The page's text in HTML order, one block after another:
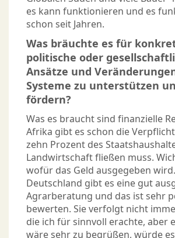
es kann funktionieren und es
schon seit Jahren.
Was bräuchte es für
politische oder
Ansätze und
Systeme zu unterstützen
fördern?
Was es braucht sind finanzielle
Afrika gibt es schon die
zehn Prozent des
Landwirtschaft fließen muss.
wofür das Geld ausgegeben
Deutschland gibt es eine gut
Agrarberatung und das ist sehr
bewerten. Sie verfolgt nicht
die ich für sinnvoll erachte, aber
wäre sehr zu begrüßen, würde